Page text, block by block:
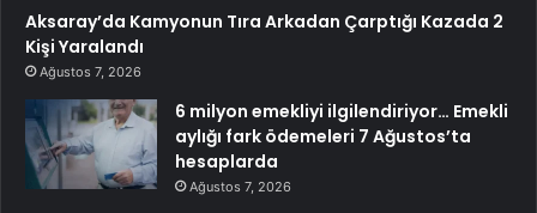
Aksaray’da Kamyonun Tıra Arkadan Çarptığı Kazada 2
Kişi Yaralandı
Ağustos 7, 2026
6 milyon emekliyi ilgilendiriyor… Emekli
aylığı fark ödemeleri 7 Ağustos’ta
hesaplarda
Ağustos 7, 2026